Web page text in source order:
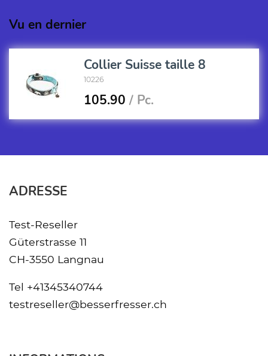
Vu en dernier
Collier Suisse taille 8
10226
105.90 / Pc.
ADRESSE
Test-Reseller
Güterstrasse 11
CH-3550 Langnau
Tel +41345340744
testreseller@besserfresser.ch